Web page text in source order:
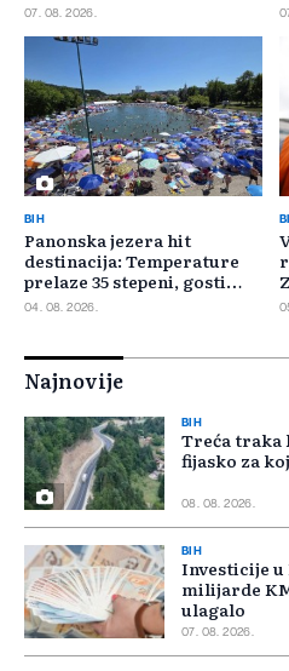
07. 08. 2026.
BIH
Panonska jezera hit
destinacija: Temperature
prelaze 35 stepeni, gosti
pristižu iz cijele regije
04. 08. 2026.
Najnovije
BIH
Treća traka
fijasko za
08. 08. 2026.
BIH
Investicije u
milijarde
ulagalo
07. 08. 2026.